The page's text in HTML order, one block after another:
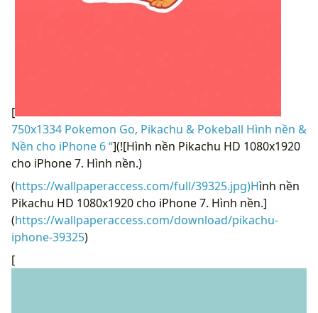
[
750x1334 Pokemon Go, Pikachu & Pokeball Hình nền &
Nền cho iPhone 6 “](![Hình nền Pikachu HD 1080x1920
cho iPhone 7. Hình nền.)
(https://wallpaperaccess.com/full/39325.jpg)Hình nền
Pikachu HD 1080x1920 cho iPhone 7. Hình nền.]
(https://wallpaperaccess.com/download/pikachu-
iphone-39325)
[